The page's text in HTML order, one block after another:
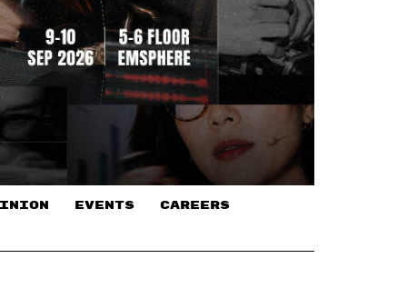
EVENTS CAREERS